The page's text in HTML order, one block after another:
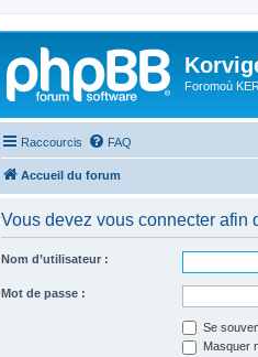
Foromoù
Raccourcis FAQ
Accueil du forum
Vous devez vous connecter afin
Nom d’utilisateur :
Mot de passe :
Se
Masquer